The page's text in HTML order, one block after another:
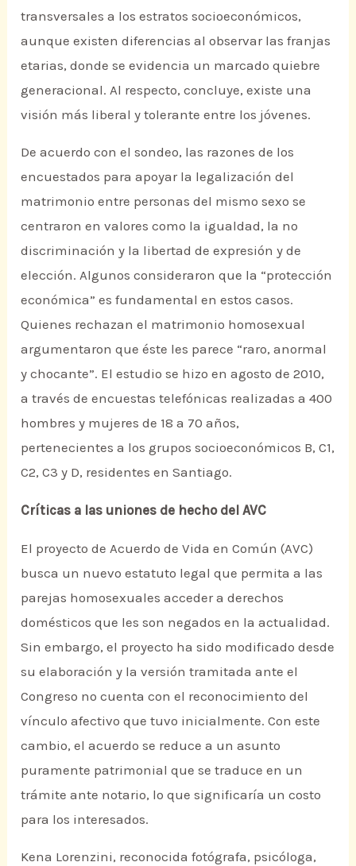
transversales a los estratos socioeconómicos,
aunque existen diferencias al observar las franjas
etarias, donde se evidencia un marcado quiebre
generacional. Al respecto, concluye, existe una
visión más liberal y tolerante entre los jóvenes.
De acuerdo con el sondeo, las razones de los
encuestados para apoyar la legalización del
matrimonio entre personas del mismo sexo se
centraron en valores como la igualdad, la no
discriminación y la libertad de expresión y de
elección. Algunos consideraron que la “protección
económica” es fundamental en estos casos.
Quienes rechazan el matrimonio homosexual
argumentaron que éste les parece “raro, anormal
y chocante”. El estudio se hizo en agosto de 2010,
a través de encuestas telefónicas realizadas a 400
hombres y mujeres de 18 a 70 años,
pertenecientes a los grupos socioeconómicos B, C1,
C2, C3 y D, residentes en Santiago.
Críticas a las uniones de hecho del AVC
El proyecto de Acuerdo de Vida en Común (AVC)
busca un nuevo estatuto legal que permita a las
parejas homosexuales acceder a derechos
domésticos que les son negados en la actualidad.
Sin embargo, el proyecto ha sido modificado desde
su elaboración y la versión tramitada ante el
Congreso no cuenta con el reconocimiento del
vínculo afectivo que tuvo inicialmente. Con este
cambio, el acuerdo se reduce a un asunto
puramente patrimonial que se traduce en un
trámite ante notario, lo que significaría un costo
para los interesados.
Kena Lorenzini, reconocida fotógrafa, psicóloga,